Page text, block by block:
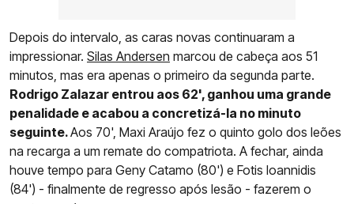
Depois do intervalo, as caras novas continuaram a
impressionar. Silas Andersen marcou de cabeça aos 51
minutos, mas era apenas o primeiro da segunda parte.
Rodrigo Zalazar entrou aos 62', ganhou uma grande
penalidade e acabou a concretizá-la no minuto
seguinte.Aos 70', Maxi Araújo fez o quinto golo dos leões
na recarga a um remate do compatriota. A fechar, ainda
houve tempo para Geny Catamo (80') e Fotis Ioannidis
(84') - finalmente de regresso após lesão - fazerem o